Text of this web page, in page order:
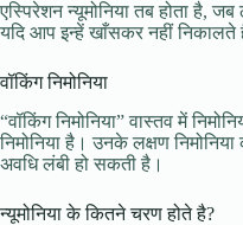
एस्पिरेशन न्यूमोनिया तब होता है,
यदि आप इन्हें खाँसकर नहीं
वॉकिंग निमोनिया
“वॉकिंग निमोनिया” वास्तव में
निमोनिया है। उनके लक्षण
अवधि लंबी हो सकती है।
न्यूमोनिया के कितने चरण होते है?